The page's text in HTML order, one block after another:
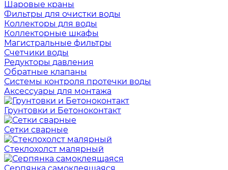
Шаровые краны
Фильтры для очистки воды
Коллекторы для воды
Коллекторные шкафы
Магистральные фильтры
Счетчики воды
Редукторы давления
Обратные клапаны
Системы контроля протечки воды
Аксессуары для монтажа
Грунтовки и Бетоноконтакт
Сетки сварные
Cтеклохолст малярный